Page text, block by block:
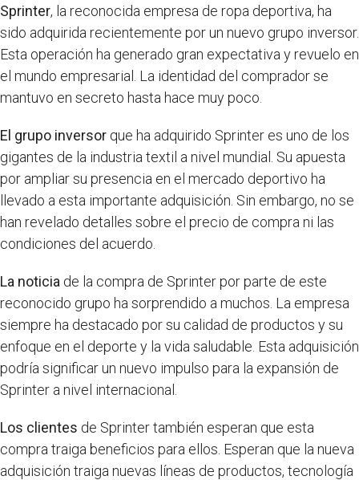
Sprinter, la reconocida empresa de ropa deportiva, ha
sido adquirida recientemente por un nuevo grupo inversor.
Esta operación ha generado gran expectativa y revuelo en
el mundo empresarial. La identidad del comprador se
mantuvo en secreto hasta hace muy poco.
El grupo inversor que ha adquirido Sprinter es uno de los
gigantes de la industria textil a nivel mundial. Su apuesta
por ampliar su presencia en el mercado deportivo ha
llevado a esta importante adquisición. Sin embargo, no se
han revelado detalles sobre el precio de compra ni las
condiciones del acuerdo.
La noticia de la compra de Sprinter por parte de este
reconocido grupo ha sorprendido a muchos. La empresa
siempre ha destacado por su calidad de productos y su
enfoque en el deporte y la vida saludable. Esta adquisición
podría significar un nuevo impulso para la expansión de
Sprinter a nivel internacional.
Los clientes de Sprinter también esperan que esta
compra traiga beneficios para ellos. Esperan que la nueva
adquisición traiga nuevas líneas de productos, tecnología